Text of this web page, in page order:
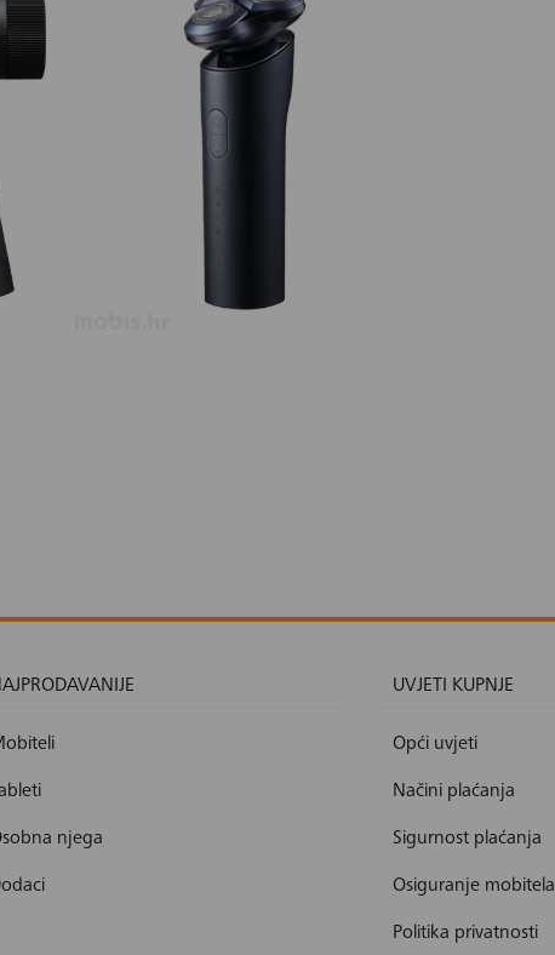
njega
UVJETI KUPNJE
Opći uvjeti
Načini plaćanja
Sigurnost plaćanja
Osiguranje mobitela
Politika privatnosti